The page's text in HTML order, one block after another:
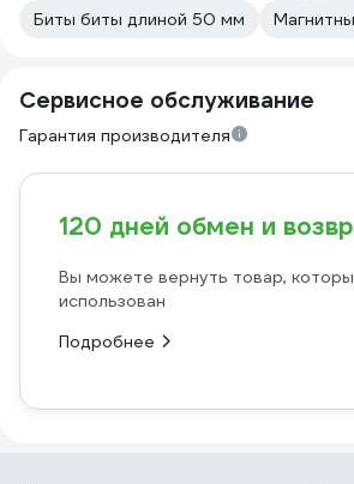
Биты биты длиной 50 мм
Сервисное обслуживание
Гарантия производителя
120 дней обмен и
Вы можете вернуть товар,
использован
Подробнее